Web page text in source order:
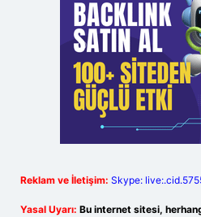
Reklam ve İletişim: Skype:
Yasal Uyarı: Bu internet sitesi,